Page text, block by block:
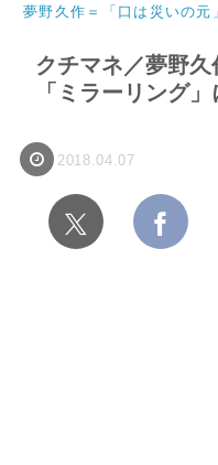
夢野久作＝「口は災いの元
クチマネ／夢野
「ミラーリング」
2018.04.07